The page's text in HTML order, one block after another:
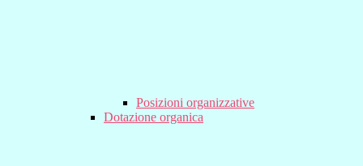
Posizioni organizzative
Dotazione organica